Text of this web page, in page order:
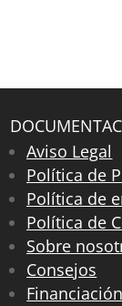
Aviso Legal
Política de
Política de
Política de
Sobre
Consejos
Financiación